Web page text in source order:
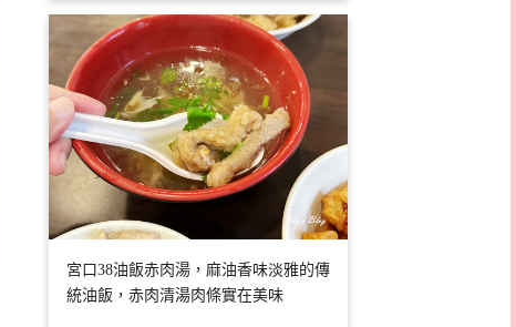
宮口38油飯赤肉湯，麻油香味淡雅的傳
統油飯，赤肉清湯肉條實在美味